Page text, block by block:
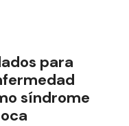
para
síndrome